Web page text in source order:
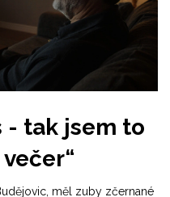
- tak jsem to
měl zuby zčernané